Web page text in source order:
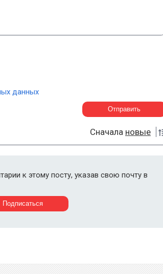
данных
Сначала новые
к этому посту, указав свою почту в